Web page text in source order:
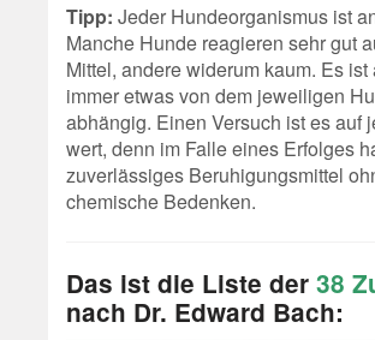
Tipp: Jeder Hundeorganismus ist
Manche Hunde reagieren sehr gut
Mittel, andere widerum kaum. Es ist
immer etwas von dem jeweiligen
abhängig. Einen Versuch ist es auf
wert, denn im Falle eines Erfolges
zuverlässiges Beruhigungsmittel
chemische Bedenken.
Das ist die Liste der 38
nach Dr. Edward Bach: